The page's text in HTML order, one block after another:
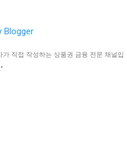
Blogger
직접 작성하는 상품권 금융 전문 채널입